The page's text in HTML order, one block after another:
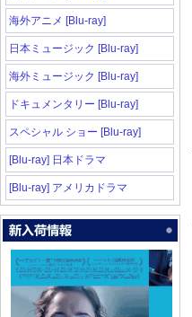
海外アニメ [Blu-ray]
日本ミュージック [Blu-ray]
海外ミュージック [Blu-ray]
ドキュメンタリー [Blu-ray]
スペシャル ショー [Blu-ray]
[Blu-ray] 日本ドラマ
[Blu-ray] アメリカドラマ